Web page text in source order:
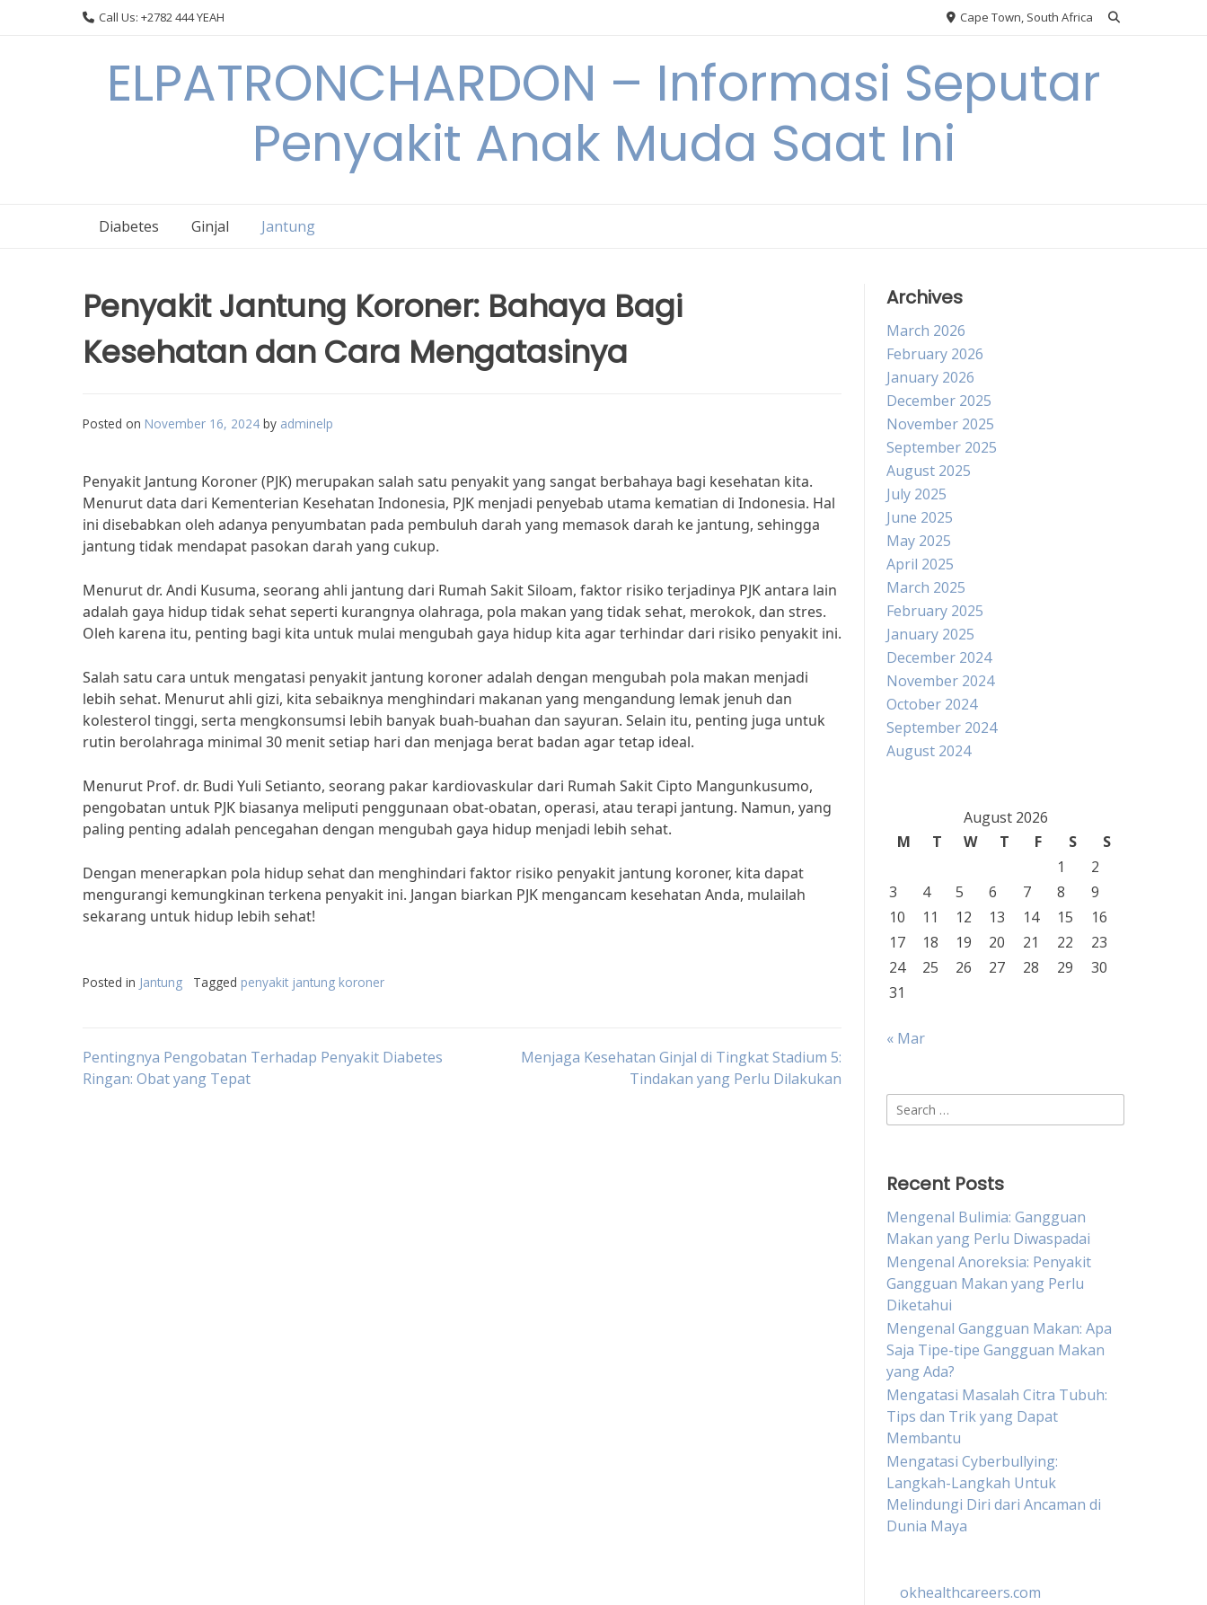
Call Us: +2782 444 YEAH Cape Town, South Africa
ELPATRONCHARDON – Informasi Seputar
Penyakit Anak Muda Saat Ini
Diabetes Ginjal Jantung
Penyakit Jantung Koroner: Bahaya Bagi
Kesehatan dan Cara Mengatasinya
Posted on November 16, 2024 by adminelp
Penyakit Jantung Koroner (PJK) merupakan salah satu penyakit yang sangat berbahaya bagi kesehatan kita.
Menurut data dari Kementerian Kesehatan Indonesia, PJK menjadi penyebab utama kematian di Indonesia. Hal
ini disebabkan oleh adanya penyumbatan pada pembuluh darah yang memasok darah ke jantung, sehingga
jantung tidak mendapat pasokan darah yang cukup.
Menurut dr. Andi Kusuma, seorang ahli jantung dari Rumah Sakit Siloam, faktor risiko terjadinya PJK antara lain
adalah gaya hidup tidak sehat seperti kurangnya olahraga, pola makan yang tidak sehat, merokok, dan stres.
Oleh karena itu, penting bagi kita untuk mulai mengubah gaya hidup kita agar terhindar dari risiko penyakit ini.
Salah satu cara untuk mengatasi penyakit jantung koroner adalah dengan mengubah pola makan menjadi
lebih sehat. Menurut ahli gizi, kita sebaiknya menghindari makanan yang mengandung lemak jenuh dan
kolesterol tinggi, serta mengkonsumsi lebih banyak buah-buahan dan sayuran. Selain itu, penting juga untuk
rutin berolahraga minimal 30 menit setiap hari dan menjaga berat badan agar tetap ideal.
Menurut Prof. dr. Budi Yuli Setianto, seorang pakar kardiovaskular dari Rumah Sakit Cipto Mangunkusumo,
pengobatan untuk PJK biasanya meliputi penggunaan obat-obatan, operasi, atau terapi jantung. Namun, yang
paling penting adalah pencegahan dengan mengubah gaya hidup menjadi lebih sehat.
Dengan menerapkan pola hidup sehat dan menghindari faktor risiko penyakit jantung koroner, kita dapat
mengurangi kemungkinan terkena penyakit ini. Jangan biarkan PJK mengancam kesehatan Anda, mulailah
sekarang untuk hidup lebih sehat!
Posted in Jantung Tagged penyakit jantung koroner
Post
Pentingnya Pengobatan Terhadap Penyakit Diabetes
Ringan: Obat yang Tepat
Menjaga Kesehatan Ginjal di Tingkat Stadium 5:
Tindakan yang Perlu Dilakukan
Archives
March 2026
February 2026
January 2026
December 2025
November 2025
September 2025
August 2025
July 2025
June 2025
May 2025
April 2025
March 2025
February 2025
January 2025
December 2024
November 2024
October 2024
September 2024
August 2024
August 2026
M
T W T F S
S
1
2
3
4 5 6 7 8
9
10
11 12 13 14 15
16
17
18 19 20 21 22
23
24
25 26 27 28 29
30
31
« Mar
Search
for:
Recent Posts
Mengenal Bulimia: Gangguan
Makan yang Perlu Diwaspadai
Mengenal Anoreksia: Penyakit
Gangguan Makan yang Perlu
Diketahui
Mengenal Gangguan Makan: Apa
Saja Tipe-tipe Gangguan Makan
yang Ada?
Mengatasi Masalah Citra Tubuh:
Tips dan Trik yang Dapat
Membantu
Mengatasi Cyberbullying:
Langkah-Langkah Untuk
Melindungi Diri dari Ancaman di
Dunia Maya
okhealthcareers.com